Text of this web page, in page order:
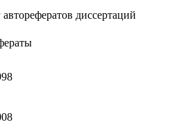
авторефератов диссертаций